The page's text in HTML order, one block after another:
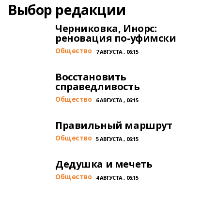
Выбор редакции
Черниковка, Инорс:
реновация по-уфимски
Общество 7 АВГУСТА , 06:15
Восстановить
справедливость
Общество 6 АВГУСТА , 06:15
Правильный маршрут
Общество 5 АВГУСТА , 06:15
Дедушка и мечеть
Общество 4 АВГУСТА , 06:15